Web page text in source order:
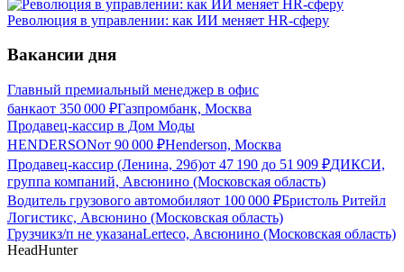
Революция в управлении: как ИИ меняет HR-сферу
Вакансии дня
Главный премиальный менеджер в офис
банкаот 350 000 ₽Газпромбанк, Москва
Продавец-кассир в Дом Моды
HENDERSONот 90 000 ₽Henderson, Москва
Продавец-кассир (Ленина, 29б)от 47 190 до 51 909 ₽ДИКСИ,
группа компаний, Авсюнино (Московская область)
Водитель грузового автомобиляот 100 000 ₽Бристоль Ритейл
Логистикс, Авсюнино (Московская область)
Грузчикз/п не указанаLerteco, Авсюнино (Московская область)
HeadHunter